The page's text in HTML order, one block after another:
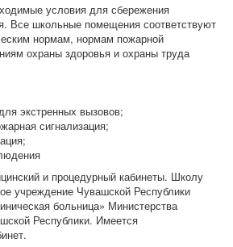
условия для сбережения
Все школьные помещения соответствуют
нормам, нормам пожарной
охраны здоровья и охраны труда
экстренных вызовов;
сигнализация;
и процедурный кабинеты. Школу
учреждение Чувашской Республики
больница» Министерства
Республики. Имеется